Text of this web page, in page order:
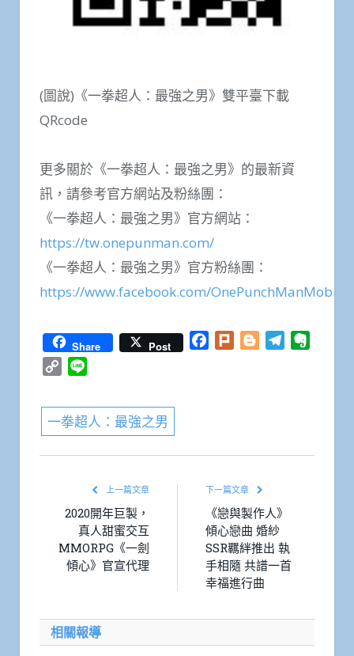
(圖說)《一拳超人：最強之男》雙平臺下載
QRcode
更多關於《一拳超人：最強之男》的最新資
訊，請參考官方網站及粉絲團：
《一拳超人：最強之男》官方網站：
https://tw.onepunman.com/
《一拳超人：最強之男》官方粉絲團：
https://www.facebook.com/OnePunchManMobile/
Share Post Facebook
Plurk BloggerTelegram
Copy
一拳超人：最強之男
上一篇文章
2020開年巨製，
真人甜蜜交互
MMORPG《一劍
傾心》官宣代理
下一篇文章
《戀與製作人》
傾心戀曲 婚紗
SSR羈絆推出 執
手相隨 共譜一首
幸福進行曲
相關報導